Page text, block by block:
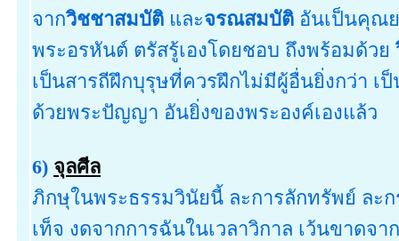
จากวิชชาสมบัติ และจรณสมบัติ อันเป็นคุณ
พระอรหันต์ ตรัสรู้เองโดยชอบ ถึงพร้อมด้วย
เป็นสารถีฝึกบุรุษที่ควรฝึกไม่มีผู้อื่นยิ่งกว่า เ
ด้วยพระปัญญา อันยิ่งของพระองค์เองแล้ว
6) จุลศีล
ภิกษุในพระธรรมวินัยนี้ ละการลักทรัพย์ ละ
เท็จ งดจากการฉันในเวลาวิกาล เว้นขาดจา